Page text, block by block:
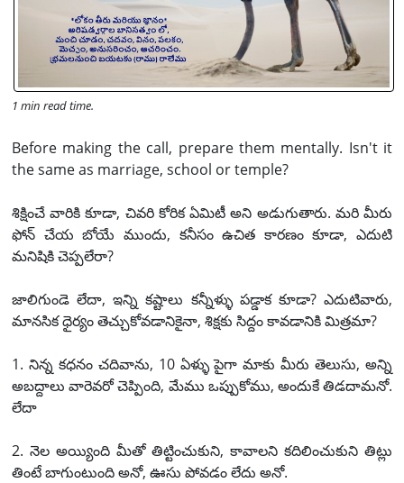
1 min read time.
Before making the call, prepare them mentally. Isn't it
the same as marriage, school or temple?
శిక్షించే వారికి కూడా, చివరి కోరిక ఏమిటీ అని అడుగుతారు. మరి మీరు
ఫోన్ చేయ బోయే ముందు, కనీసం ఉచిత కారణం కూడా, ఎదుటి
మనిషికి చెప్పలేరా?
జాలిగుండె లేదా, ఇన్ని కష్టాలు కన్నీళ్ళు పడ్డాక కూడా? ఎదుటివారు,
మానసిక ధైర్యం తెచ్చుకోవడానికైనా, శిక్షకు సిద్దం కావడానికి మిత్రమా?
1. నిన్న కధనం చదివాను, 10 ఏళ్ళు పైగా మాకు మీరు తెలుసు, అన్ని
అబద్దాలు వారెవరో చెప్పింది, మేము ఒప్పుకోము, అందుకే తిడదామనో.
లేదా
2. నెల అయ్యింది మీతో తిట్టించుకుని, కావాలని కదిలించుకుని తిట్లు
తింటే బాగుంటుంది అనో, ఊసు పోవడం లేదు అనో.